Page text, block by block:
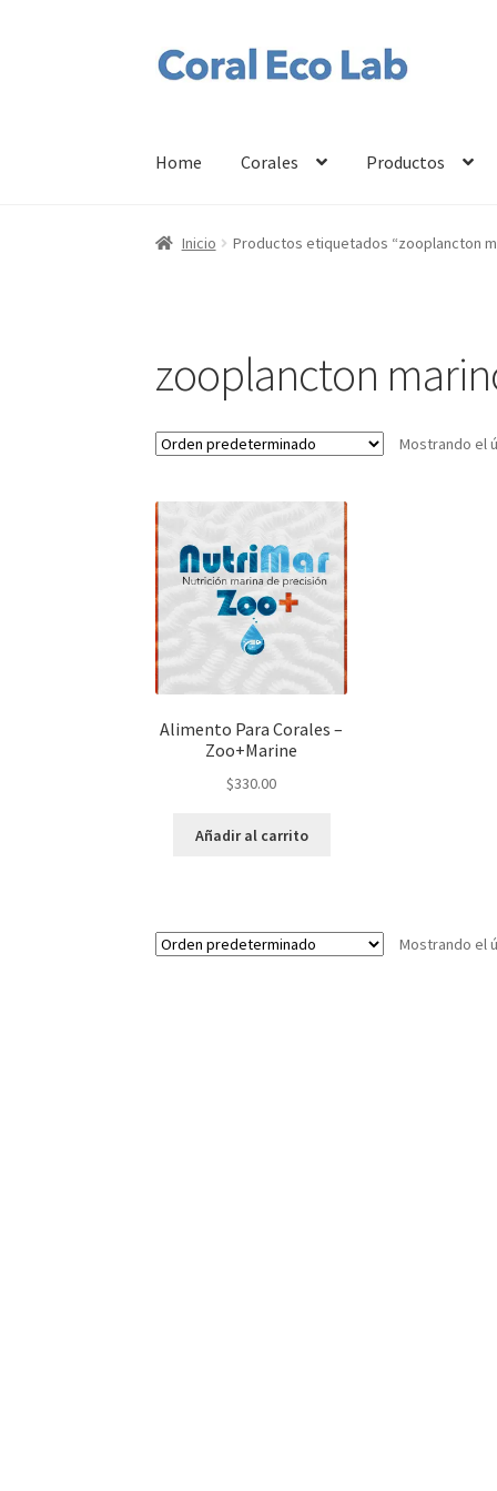
Ir
Ir
al
Home Corales Productos
Inicio Productos etiquetados “zooplancton
zooplancton
Mostrando el
Alimento Para Corales –
Zoo+Marine
$330.00
Añadir al carrito
Mostrando el